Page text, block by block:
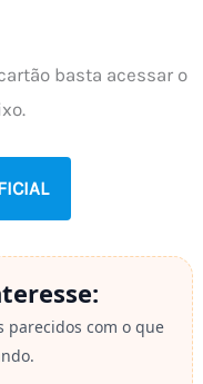
basta acessar o
parecidos com o que